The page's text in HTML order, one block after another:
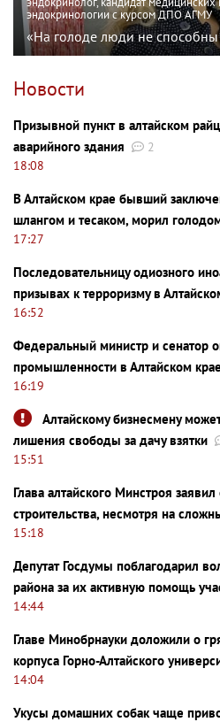
эндокринологии с курсом ДПО АГМУ
«На голоде люди не способны
Новости
Призывной пункт в алтайском
аварийного здания
2
18:08
В Алтайском крае бывший
шлангом и тесаком, морил
17:27
Последовательницу одиозного
призывах к терроризму в
16:52
Федеральный министр и сенатор
промышленности в Алтайском крае
16:19
Алтайскому бизнесмену
лишения свободы за дачу взятки
15:51
Глава алтайского Минстроя
строительства, несмотря на
15:18
Депутат Госдумы поблагодарил
района за их активную помощь
14:44
Главе Минобрнауки доложили о
корпуса Горно-Алтайского
14:04
Укусы домашних собак чаще